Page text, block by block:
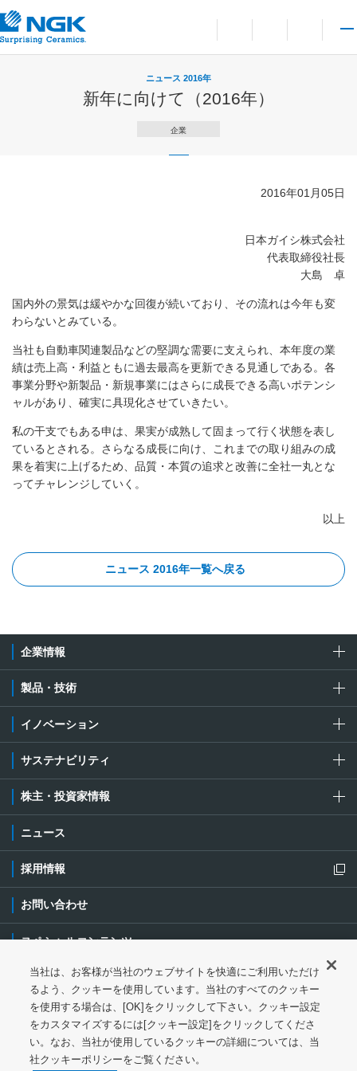
言語切り替えメニュー
サイト内検索を開
お問い合わせ
メイ
ニュース 2016年
新年に向けて（2016年）
企業
2016年01月05日
日本ガイシ株式会社
代表取締役社長
大島 卓
国内外の景気は緩やかな回復が続いており、その流れは今年も変
わらないとみている。
当社も自動車関連製品などの堅調な需要に支えられ、本年度の業
績は売上高・利益ともに過去最高を更新できる見通しである。各
事業分野や新製品・新規事業にはさらに成長できる高いポテンシ
ャルがあり、確実に具現化させていきたい。
私の干支でもある申は、果実が成熟して固まって行く状態を表し
ているとされる。さらなる成長に向け、これまでの取り組みの成
果を着実に上げるため、品質・本質の追求と改善に全社一丸とな
ってチャレンジしていく。
以上
ニュース 2016年一覧へ戻る
企業情報
製品・技術
イノベーション
サステナビリティ
株主・投資家情報
ニュース
採用情報
新規ウィンドウを開きます
お問い合わせ
スペシャルコンテンツ
ご利用条件・ご注意 プライバシーポリシー
ソーシャルメディアポリシー クッキーポリシー
特定個人情報等の基本方針 ウェブアクセシビリティ対応
当社は、お客様が当社のウェブサイトを快適にご利用いただけ
るよう、クッキーを使用しています。当社のすべてのクッキー
を使用する場合は、[OK]をクリックして下さい。クッキー設定
をカスタマイズするには[クッキー設定]をクリックしてくださ
い。なお、当社が使用しているクッキーの詳細については、当
社クッキーポリシーをご覧ください。